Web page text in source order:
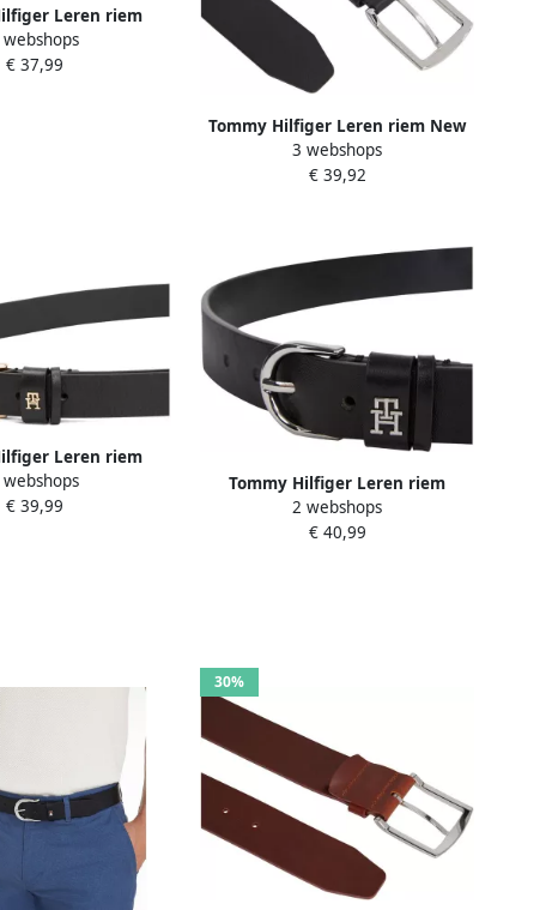
Leren riem
3 5 cm met matte
gesp
€ 37,99
Tommy Hilfiger Leren riem New
Denton 4 cm NEW DENTON RIEM
met vlag-logo lus
3 webshops
€ 39,92
Leren riem
2.5 GOLD
zachte haptiek
€ 39,99
Tommy Hilfiger Leren riem
ESSENTIAL EFFORTLESS 2.5 SILVER
Eenvoudige doornsluiting
2 webshops
€ 40,99
30%